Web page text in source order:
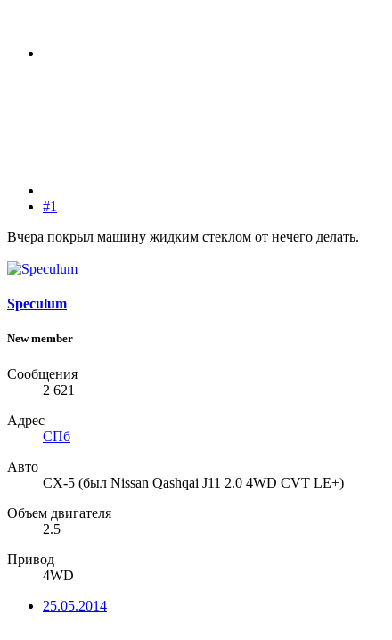
#1
Вчера покрыл машину жидким стеклом от нечего делать.
Speculum
New member
Сообщения
2 621
Адрес
СПб
Авто
СХ-5 (был Nissan Qashqai J11 2.0 4WD CVT LE+)
Объем двигателя
2.5
Привод
4WD
25.05.2014